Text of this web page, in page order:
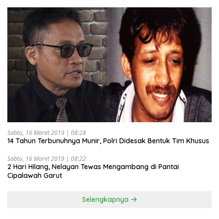
Sabtu, 16 Maret 2019 | 08:28
14 Tahun Terbunuhnya Munir, Polri Didesak Bentuk Tim Khusus
Sabtu, 16 Maret 2019 | 08:22
2 Hari Hilang, Nelayan Tewas Mengambang di Pantai
Cipalawah Garut
Selengkapnya